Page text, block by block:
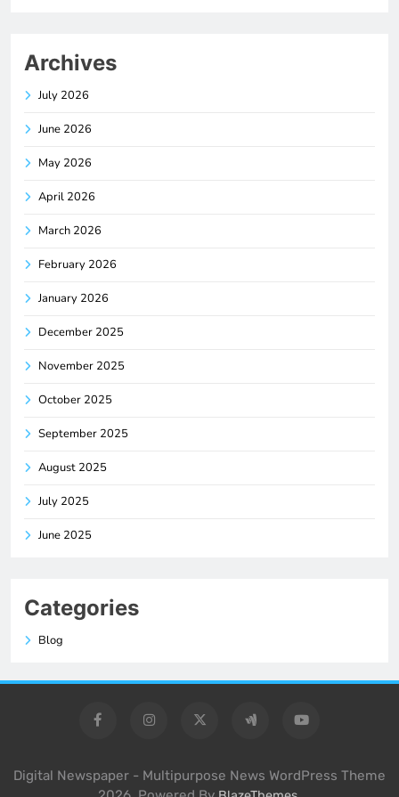
Archives
July 2026
June 2026
May 2026
April 2026
March 2026
February 2026
January 2026
December 2025
November 2025
October 2025
September 2025
August 2025
July 2025
June 2025
Categories
Blog
Digital Newspaper - Multipurpose News WordPress Theme